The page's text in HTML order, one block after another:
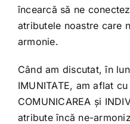
încearcă să ne
atributele noastre care
armonie.
Când am discutat, în
IMUNITATE, am aflat
COMUNICAREA și
atribute încă ne-